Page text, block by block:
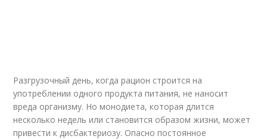
Разгрузочный день, когда рацион строится на
употреблении одного продукта питания, не наносит
вреда организму. Но монодиета, которая длится
несколько недель или становится образом жизни, может
привести к дисбактериозу. Опасно постоянное